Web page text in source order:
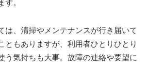
す。
は、清掃やメンテナンスが行き届いて
ともありますが、利用者ひとりひとり
う気持ちも大事。故障の連絡や要望に